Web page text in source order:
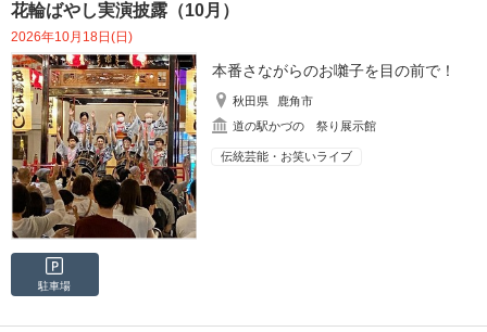
花輪ばやし実演披露（10月）
2026年10月18日(日)
本番さながらのお囃子を目の前で！
秋田県
鹿角市
道の駅かづの 祭り展示館
伝統芸能・お笑いライブ
駐車場